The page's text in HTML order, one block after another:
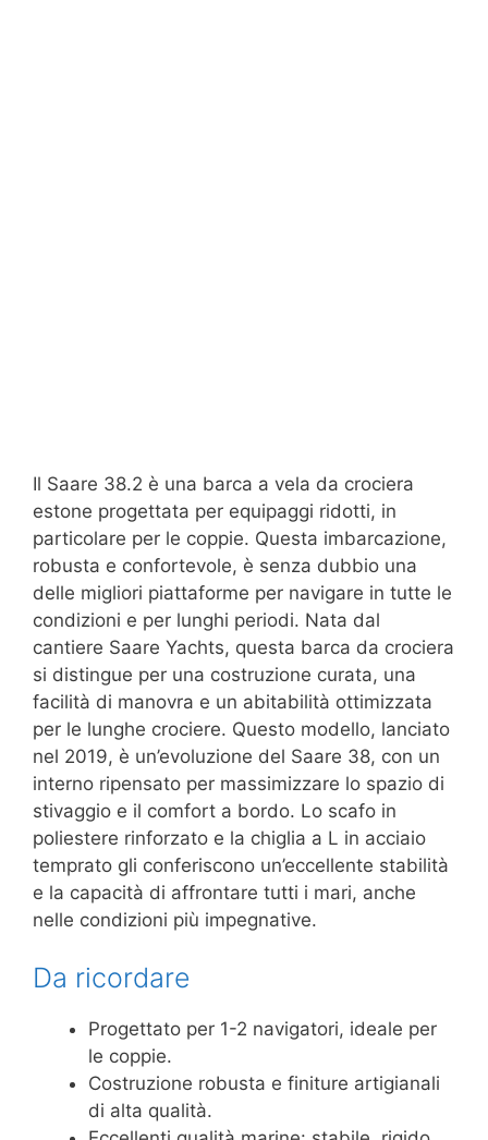
Il Saare 38.2 è una barca a vela da crociera
estone progettata per equipaggi ridotti, in
particolare per le coppie. Questa imbarcazione,
robusta e confortevole, è senza dubbio una
delle migliori piattaforme per navigare in tutte le
condizioni e per lunghi periodi. Nata dal
cantiere Saare Yachts, questa barca da crociera
si distingue per una costruzione curata, una
facilità di manovra e un abitabilità ottimizzata
per le lunghe crociere. Questo modello, lanciato
nel 2019, è un’evoluzione del Saare 38, con un
interno ripensato per massimizzare lo spazio di
stivaggio e il comfort a bordo. Lo scafo in
poliestere rinforzato e la chiglia a L in acciaio
temprato gli conferiscono un’eccellente stabilità
e la capacità di affrontare tutti i mari, anche
nelle condizioni più impegnative.
Da ricordare
Progettato per 1-2 navigatori, ideale per
le coppie.
Costruzione robusta e finiture artigianali
di alta qualità.